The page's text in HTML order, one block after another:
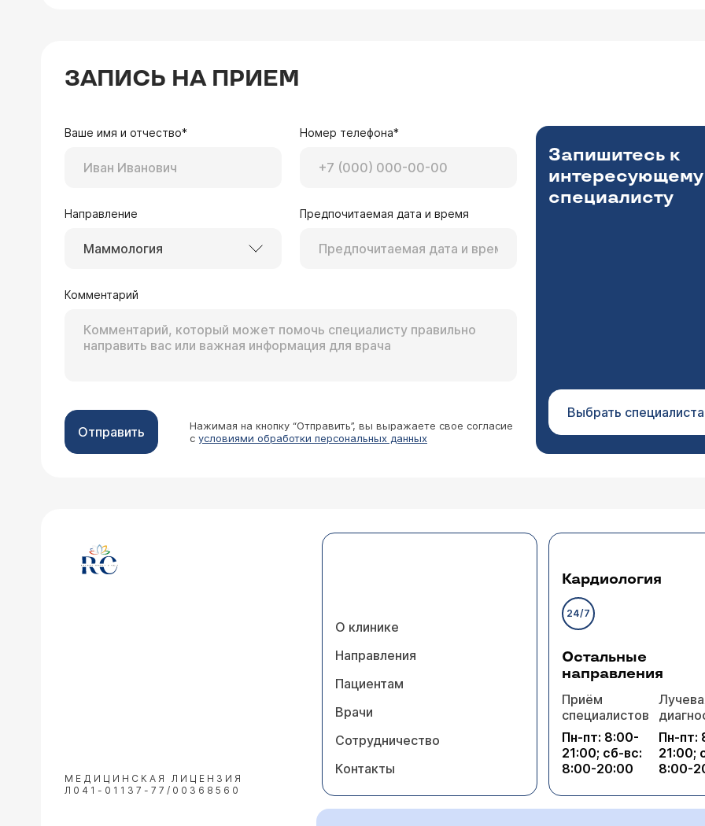
ЗАПИСЬ НА ПРИЕМ
Ваше имя и отчество* Номер телефона*
Направление
Маммология
Предпочитаемая дата и время
Комментарий
Отправить
Нажимая на кнопку “Отправить”, вы выражаете свое согласие
с условиями обработки персональных данных
Запишитесь к
интересующему
специалисту
Выбрать специалиста
МЕДИЦИНСКАЯ ЛИЦЕНЗИЯ
Л041-01137-77/00368560
О клинике
Направления
Пациентам
Врачи
Сотрудничество
Контакты
Кардиология
24/7
Остальные
направления
Приём
специалистов
Пн-пт: 8:00-
21:00; сб-вс:
8:00-20:00
Пн-пт:
21:00;
8:00-